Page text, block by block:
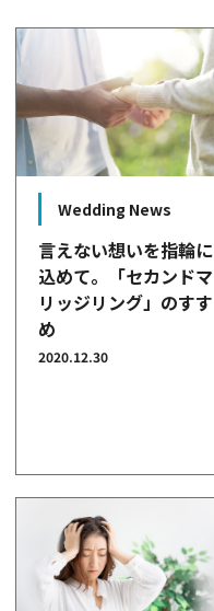
Wedding News
言えない想いを指輪に
込めて。「セカンドマ
リッジリング」のすす
め
2020.12.30